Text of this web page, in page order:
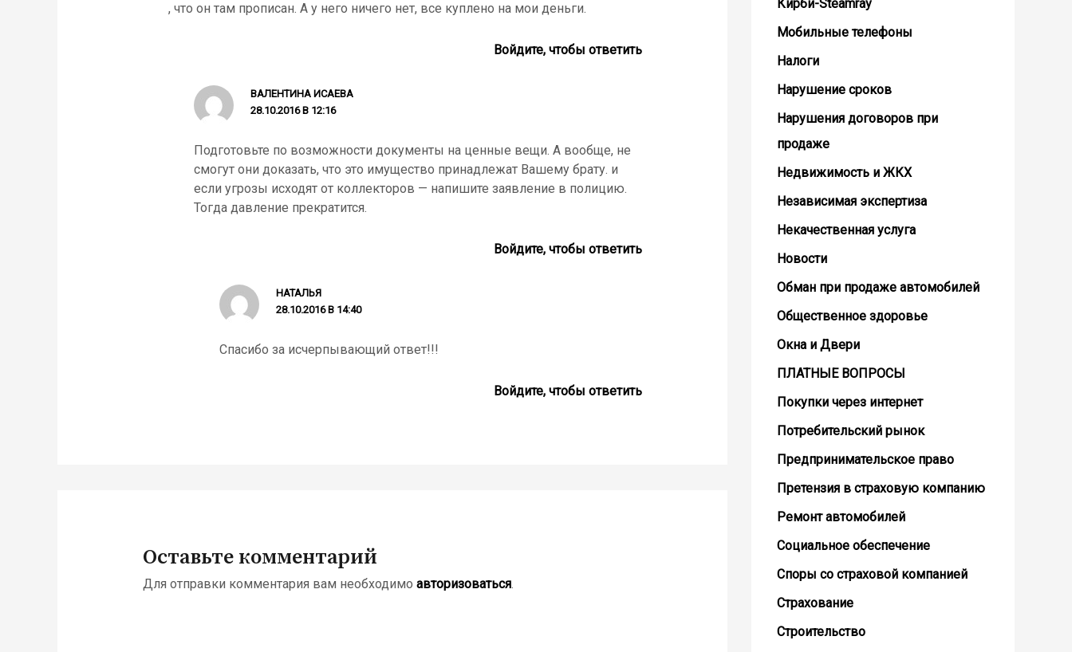
, что он там прописан. А у него ничего нет, все куплено на мои деньги.
Войдите, чтобы ответить
ВАЛЕНТИНА ИСАЕВА
28.10.2016 В 12:16
Подготовьте по возможности документы на ценные вещи. А вообще, не
смогут они доказать, что это имущество принадлежат Вашему брату. и
если угрозы исходят от коллекторов — напишите заявление в полицию.
Тогда давление прекратится.
Войдите, чтобы ответить
НАТАЛЬЯ
28.10.2016 В 14:40
Спасибо за исчерпывающий ответ!!!
Войдите, чтобы ответить
Оставьте комментарий
Для отправки комментария вам необходимо авторизоваться.
Кирби-Steamray
Мобильные телефоны
Налоги
Нарушение сроков
Нарушения договоров при
продаже
Недвижимость и ЖКХ
Независимая экспертиза
Некачественная услуга
Новости
Обман при продаже автомобилей
Общественное здоровье
Окна и Двери
ПЛАТНЫЕ ВОПРОСЫ
Покупки через интернет
Потребительский рынок
Предпринимательское право
Претензия в страховую компанию
Ремонт автомобилей
Социальное обеспечение
Споры со страховой компанией
Страхование
Строительство